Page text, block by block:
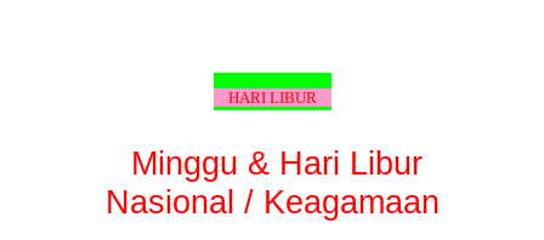
HARI LIBUR
Minggu & Hari Libur
Nasional / Keagamaan